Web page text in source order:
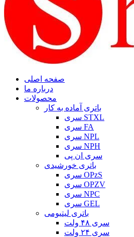
صفحه اصلی
درباره ما
محصولات
باتری آماده به کار
سری STXL
سری FA
سری NPL
سری NPH
سری ان پی
باتری خورشیدی
سری OPzS
سری OPZV
سری NPC
سری GEL
باتری لیتیومی
سری ۴۸ ولت
سری ۲۴ ولت